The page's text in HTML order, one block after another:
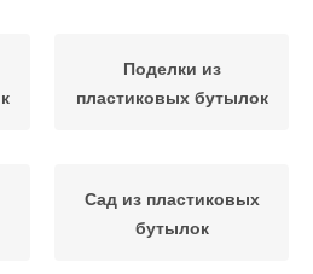
Поделки из
пластиковых бутылок
Сад из пластиковых
бутылок